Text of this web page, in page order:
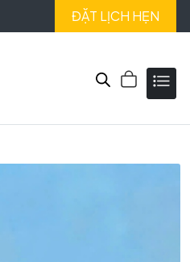
ĐẶT LỊCH HẸN